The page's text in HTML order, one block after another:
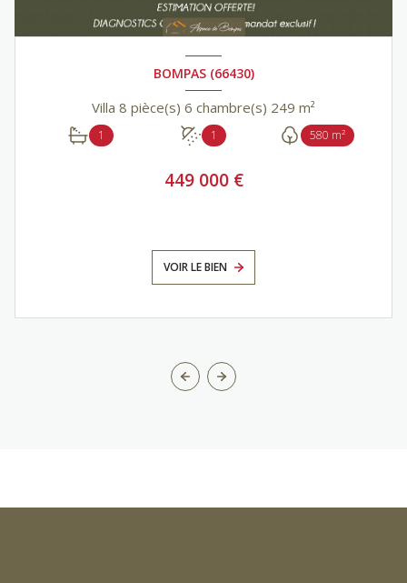
BOMPAS (66430)
Villa 8 pièce(s) 6 chambre(s) 249 m²
1 1 580 m²
449 000 €
VOIR LE BIEN